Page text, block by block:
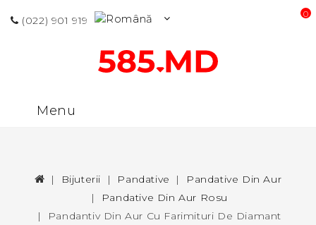
(022) 901 919
0
Menu
Bijuterii Pandative
Pandative Din Aur
Pandative Din Aur Rosu
Pandantiv Din Aur Cu Farimituri De Diamant